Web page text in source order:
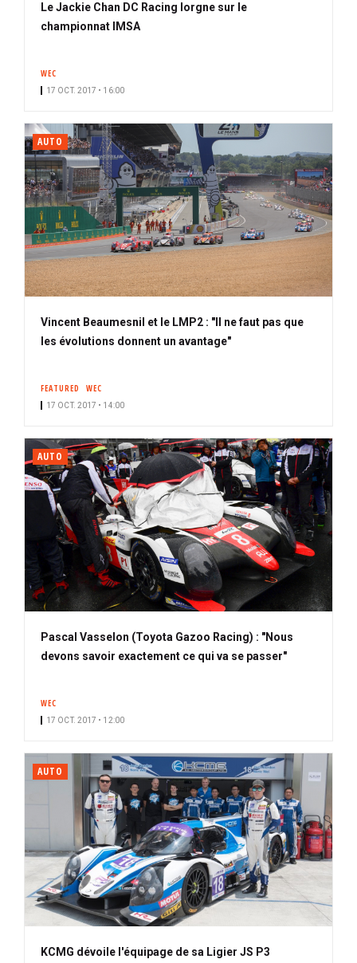
Le Jackie Chan DC Racing lorgne sur le
championnat IMSA
WEC
17 OCT. 2017 • 16:00
AUTO
Vincent Beaumesnil et le LMP2 : "Il ne faut pas que
les évolutions donnent un avantage"
FEATURED WEC
17 OCT. 2017 • 14:00
AUTO
Pascal Vasselon (Toyota Gazoo Racing) : "Nous
devons savoir exactement ce qui va se passer"
WEC
17 OCT. 2017 • 12:00
AUTO
KCMG dévoile l'équipage de sa Ligier JS P3